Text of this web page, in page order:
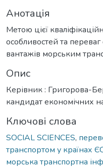
Анотація
Метою цієї
особливостей та переваг
вантажів морським
Опис
Керівник : Григорова-
кандидат економічних
Ключові слова
SOCIAL SCIENCES,
транспортом у країнах
морська транспортна